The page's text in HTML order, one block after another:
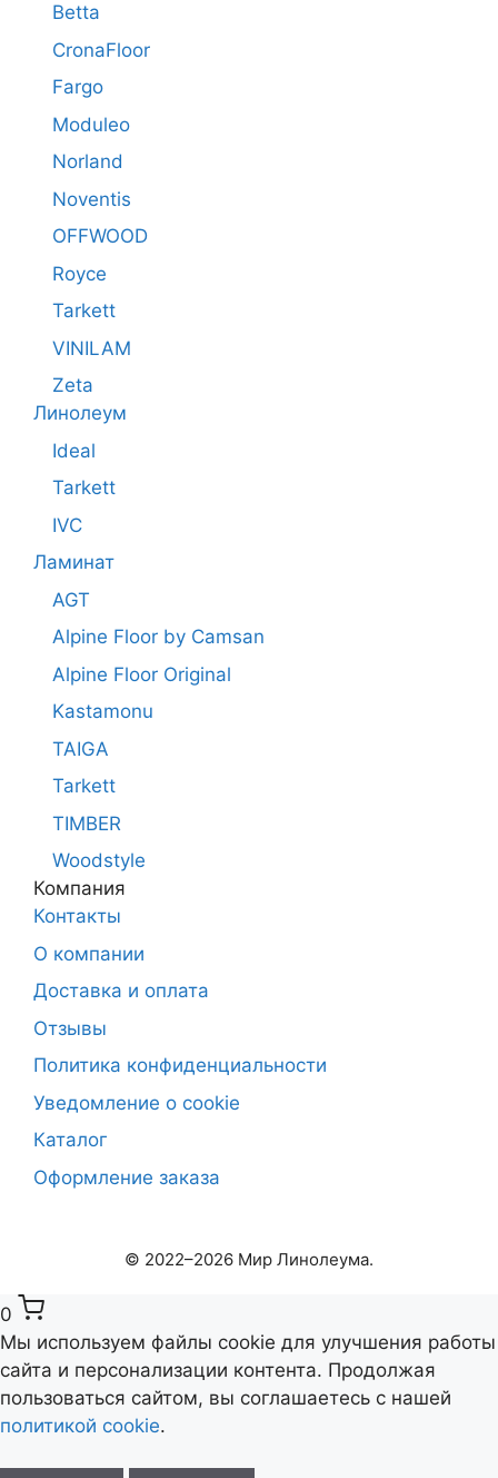
Betta
CronaFloor
Fargo
Moduleo
Norland
Noventis
OFFWOOD
Royce
Tarkett
VINILAM
Zeta
Линолеум
Ideal
Tarkett
IVC
Ламинат
AGT
Alpine Floor by Camsan
Alpine Floor Original
Kastamonu
TAIGA
Tarkett
TIMBER
Woodstyle
Компания
Контакты
О компании
Доставка и оплата
Отзывы
Политика конфиденциальности
Уведомление о cookie
Каталог
Оформление заказа
© 2022–2026 Мир Линолеума.
0
Выберите ваш город
Сейчас: Красноярск
Мы используем файлы cookie для улучшения работы
сайта и персонализации контента. Продолжая
пользоваться сайтом, вы соглашаетесь с нашей
политикой cookie.